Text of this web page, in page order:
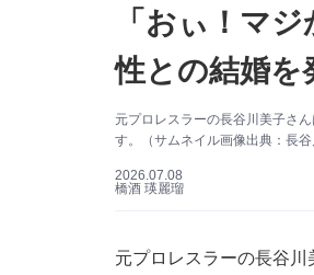
「おぃ！マ
性との結婚を
元プロレスラーの長谷川美子さ
す。（サムネイル画像出典：長谷
2026.07.08
橋酒 瑛麗瑠
元プロレスラーの長谷